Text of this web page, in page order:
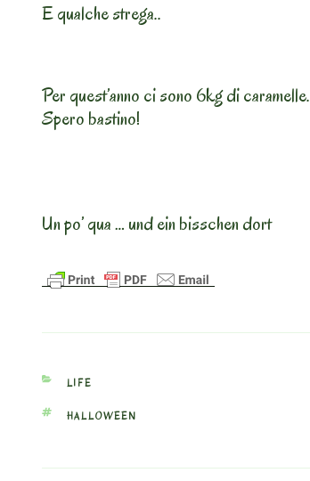
E qualche strega..
Per quest’anno ci sono 6kg di caramelle.
Spero bastino!
Un po’ qua … und ein bisschen dort
CATEGORIES
LIFE
TAGS
HALLOWEEN